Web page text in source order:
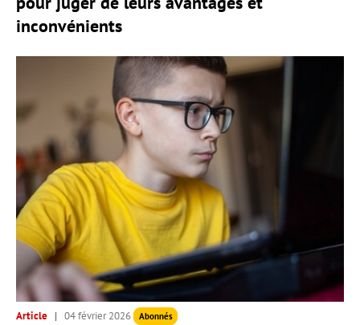
inconvénients
Article 04 février 2026 Abonnés